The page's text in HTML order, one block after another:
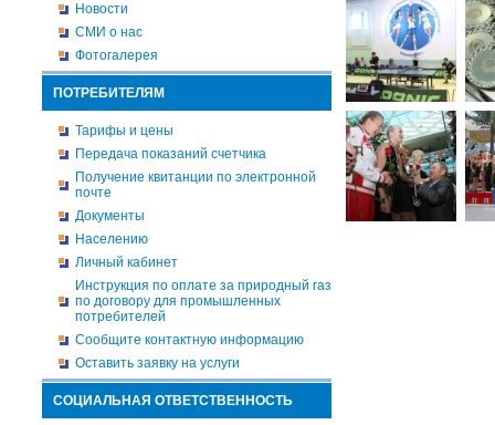
Новости
СМИ о нас
Фотогалерея
ПОТРЕБИТЕЛЯМ
Тарифы и цены
Передача показаний счетчика
Получение квитанции по электронной
почте
Документы
Населению
Личный кабинет
Инструкция по оплате за природный газ
по договору для промышленных
потребителей
Сообщите контактную информацию
Оставить заявку на услуги
СОЦИАЛЬНАЯ ОТВЕТСТВЕННОСТЬ